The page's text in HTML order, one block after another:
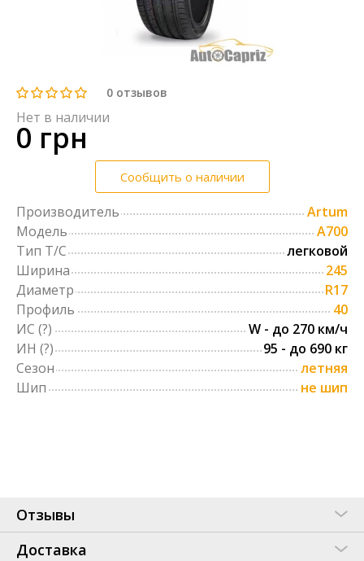
0 отзывов
Нет в наличии
0 грн
Сообщить о наличии
Производитель
Artum
Модель
A700
Тип Т/С
легковой
Ширина
245
Диаметр
R17
Профиль
40
ИС (?)
W - до 270 км/ч
ИН (?)
95 - до 690 кг
Сезон
летняя
Шип
не шип
Отзывы
Доставка